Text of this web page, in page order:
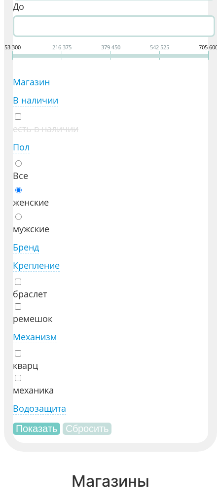
До
53 300 216 375 379 450 542 525 705 600
Магазин
В наличии
есть в наличии
Пол
Все
женские
мужские
Бренд
Крепление
браслет
ремешок
Механизм
кварц
механика
Водозащита
Магазины